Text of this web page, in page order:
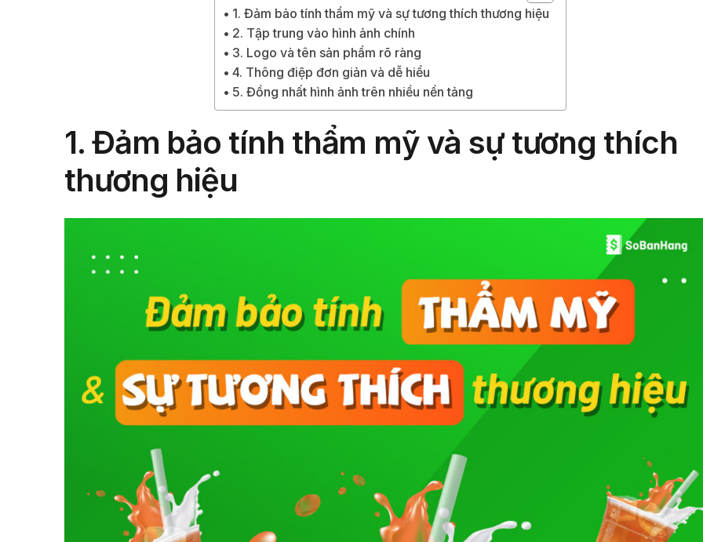
1. Đảm bảo tính thẩm mỹ và sự tương thích thương hiệu
2. Tập trung vào hình ảnh chính
3. Logo và tên sản phẩm rõ ràng
4. Thông điệp đơn giản và dễ hiểu
5. Đồng nhất hình ảnh trên nhiều nền tảng
1. Đảm bảo tính thẩm mỹ và sự tương thích
thương hiệu